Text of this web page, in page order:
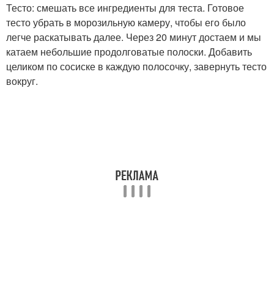
Тесто: смешать все ингредиенты для теста. Готовое
тесто убрать в морозильную камеру, чтобы его было
легче раскатывать далее. Через 20 минут достаем и мы
катаем небольшие продолговатые полоски. Добавить
целиком по сосиске в каждую полосочку, завернуть тесто
вокруг.